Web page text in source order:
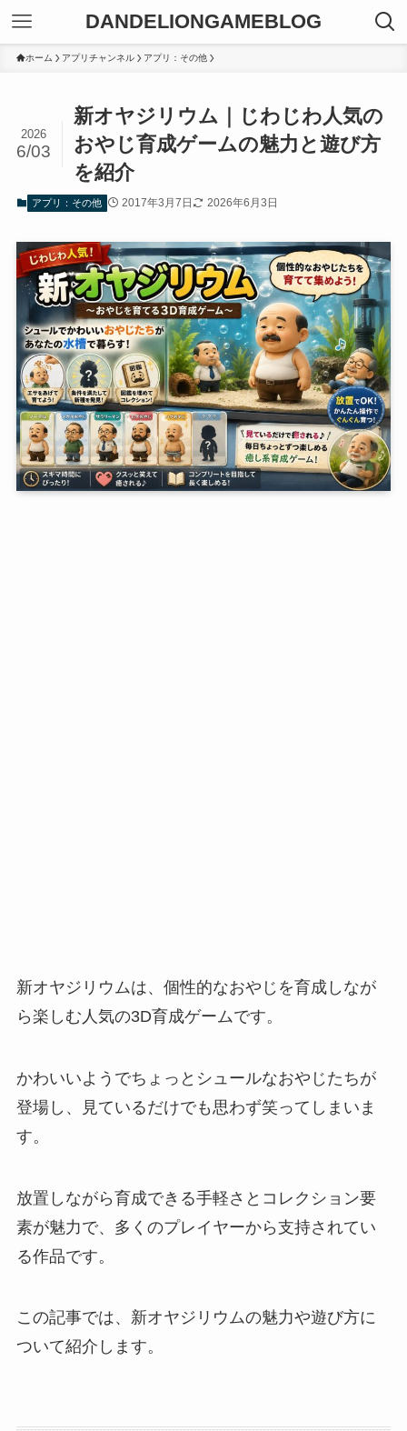
DANDELIONGAMEBLOG
ホーム アプリチャンネル アプリ：その他
新オヤジリウム｜じわじわ人気の
おやじ育成ゲームの魅力と遊び方
を紹介
2026
6/03
アプリ：その他 2017年3月7日 2026年6月3日
新オヤジリウムは、個性的なおやじを育成しなが
ら楽しむ人気の3D育成ゲームです。
かわいいようでちょっとシュールなおやじたちが
登場し、見ているだけでも思わず笑ってしまいま
す。
放置しながら育成できる手軽さとコレクション要
素が魅力で、多くのプレイヤーから支持されてい
る作品です。
この記事では、新オヤジリウムの魅力や遊び方に
ついて紹介します。